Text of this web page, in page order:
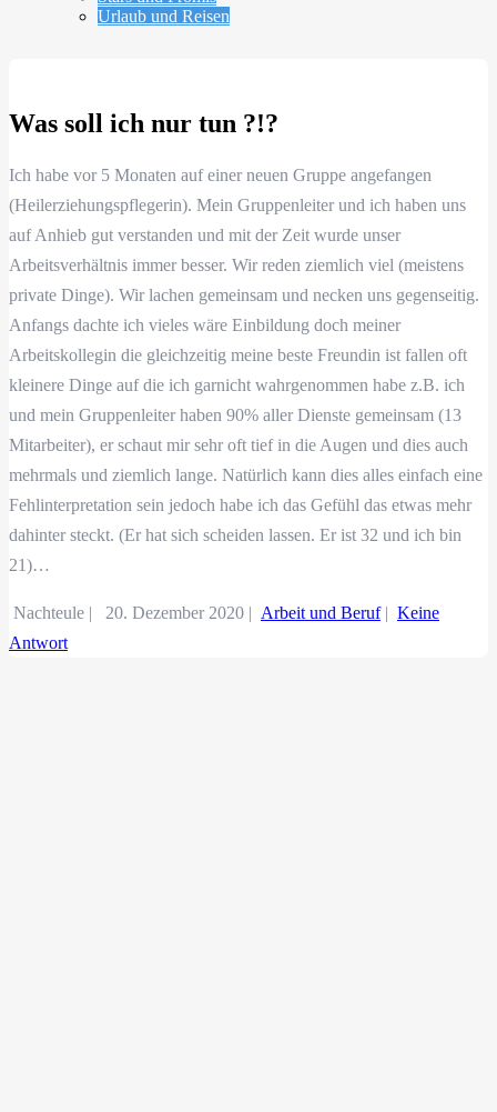
Urlaub und Reisen
Was soll ich nur tun ?!?
Ich habe vor 5 Monaten auf einer neuen Gruppe angefangen
(Heilerziehungspflegerin). Mein Gruppenleiter und ich haben uns
auf Anhieb gut verstanden und mit der Zeit wurde unser
Arbeitsverhältnis immer besser. Wir reden ziemlich viel (meistens
private Dinge). Wir lachen gemeinsam und necken uns gegenseitig.
Anfangs dachte ich vieles wäre Einbildung doch meiner
Arbeitskollegin die gleichzeitig meine beste Freundin ist fallen oft
kleinere Dinge auf die ich garnicht wahrgenommen habe z.B. ich
und mein Gruppenleiter haben 90% aller Dienste gemeinsam (13
Mitarbeiter), er schaut mir sehr oft tief in die Augen und dies auch
mehrmals und ziemlich lange. Natürlich kann dies alles einfach eine
Fehlinterpretation sein jedoch habe ich das Gefühl das etwas mehr
dahinter steckt. (Er hat sich scheiden lassen. Er ist 32 und ich bin
21)…
Nachteule | 20. Dezember 2020 | Arbeit und Beruf| Keine
Antwort